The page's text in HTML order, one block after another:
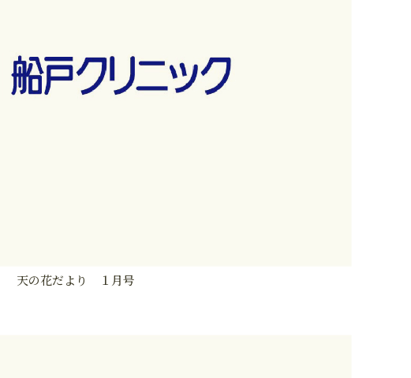
天の花だより １月号